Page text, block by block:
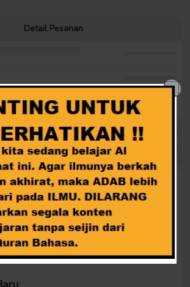
Detail Pesanan
Rp. 204
Rp. 550.
anda punya
APPLY
mempunyai akun ?
untuk informasi akses di website